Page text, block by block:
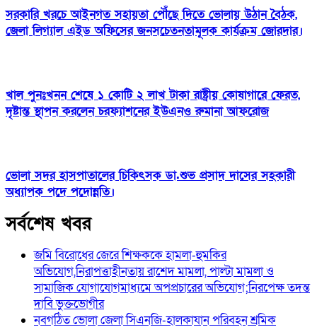
সরকারি খরচে আইনগত সহায়তা পৌঁছে দিতে ভোলায় উঠান বৈঠক,
জেলা লিগ্যাল এইড অফিসের জনসচেতনতামূলক কার্যক্রম জোরদার।
খাল পুনঃখনন শেষে ১ কোটি ২ লাখ টাকা রাষ্ট্রীয় কোষাগারে ফেরত,
দৃষ্টান্ত স্থাপন করলেন চরফ্যাশনের ইউএনও রুমানা আফরোজ
ভোলা সদর হাসপাতালের চিকিৎসক ডা.শুভ প্রসাদ দাসের সহকারী
অধ্যাপক পদে পদোন্নতি।
সর্বশেষ খবর
জমি বিরোধের জেরে শিক্ষককে হামলা-হুমকির
অভিযোগ,নিরাপত্তাহীনতায় রাশেদ মামলা, পাল্টা মামলা ও
সামাজিক যোগাযোগমাধ্যমে অপপ্রচারের অভিযোগ;নিরপেক্ষ তদন্ত
দাবি ভুক্তভোগীর
নবগঠিত ভোলা জেলা সিএনজি-হালকাযান পরিবহন শ্রমিক